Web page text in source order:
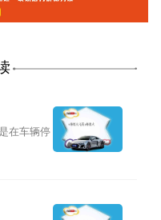
在车辆停